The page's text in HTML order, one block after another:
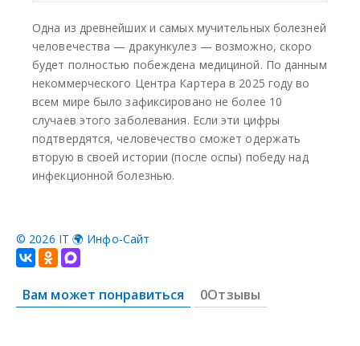
© 2026 IT 🌍 Инфо-Сайт
Вам может понравиться 0Отзывы